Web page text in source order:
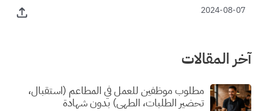
2024-08-07
آخر المقالات
مطلوب موظفين للعمل في المطاعم (استقبال،
تحضير الطلبات، الطهي) بدون شهادة